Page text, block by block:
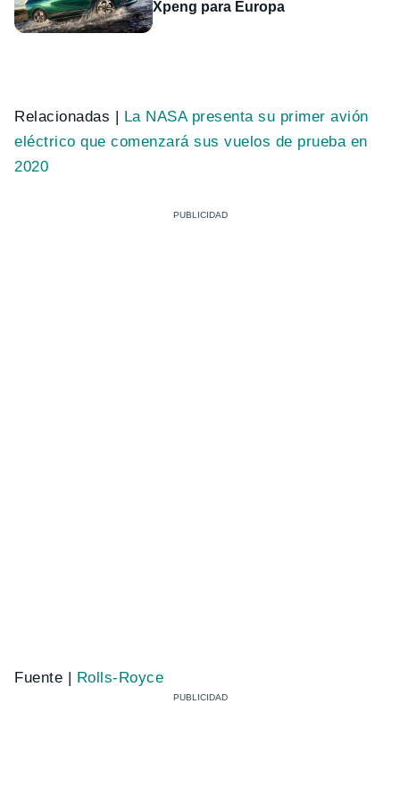
Xpeng para Europa
Relacionadas | La NASA presenta su primer avión
eléctrico que comenzará sus vuelos de prueba en
2020
Fuente | Rolls-Royce